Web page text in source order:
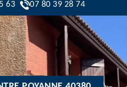
63 07 80 39 28 74